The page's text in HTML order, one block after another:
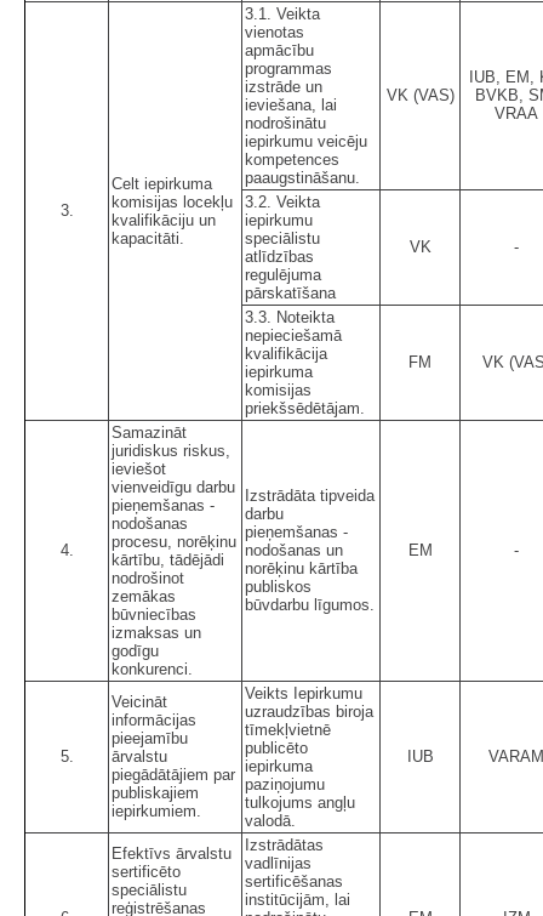
3.
Celt iepirkuma
komisijas locekļu
kvalifikāciju un
kapacitāti.
3.1. Veikta
vienotas
apmācību
programmas
izstrāde un
ieviešana, lai
nodrošinātu
iepirkumu veicēju
kompetences
paaugstināšanu.
VK (VAS)
IUB, EM,
BVKB,
VRAA
3.2. Veikta
iepirkumu
speciālistu
atlīdzības
regulējuma
pārskatīšana
VK -
3.3. Noteikta
nepieciešamā
kvalifikācija
iepirkuma
komisijas
priekšsēdētājam.
FM VK
4.
Samazināt
juridiskus riskus,
ieviešot
vienveidīgu darbu
pieņemšanas -
nodošanas
procesu, norēķinu
kārtību, tādējādi
nodrošinot
zemākas
būvniecības
izmaksas un
godīgu
konkurenci.
Izstrādāta tipveida
darbu
pieņemšanas -
nodošanas un
norēķinu kārtība
publiskos
būvdarbu līgumos.
EM -
5.
Veicināt
informācijas
pieejamību
ārvalstu
piegādātājiem par
publiskajiem
iepirkumiem.
Veikts Iepirkumu
uzraudzības biroja
tīmekļvietnē
publicēto
iepirkuma
paziņojumu
tulkojums angļu
valodā.
IUB VARAM
Efektīvs ārvalstu
sertificēto
speciālistu
reģistrēšanas
Izstrādātas
vadlīnijas
sertificēšanas
institūcijām, lai